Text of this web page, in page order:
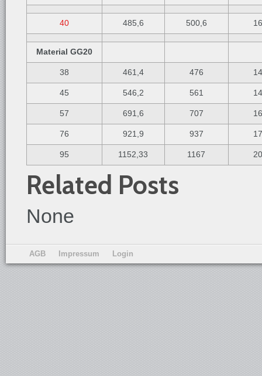
40 485,6 500,6
Material GG20
38 461,4 476
45 546,2 561
57 691,6 707
76 921,9 937
95 1152,33 1167
Related Posts
None
AGB Impressum Login